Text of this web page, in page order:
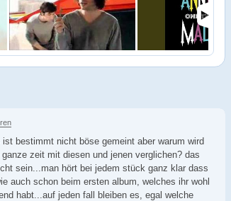
bestimmt nicht böse gemeint aber warum wird
zeit mit diesen und jenen verglichen? das
sein...man hört bei jedem stück ganz klar dass
auch schon beim ersten album, welches ihr wohl
habt...auf jeden fall bleiben es, egal welche